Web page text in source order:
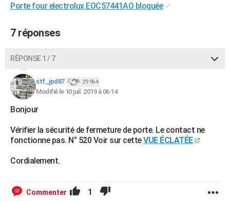
COPAINS D'AVANT
Porte four electrolux EOC57441AO bloquée ✓
7 réponses
RÉPONSE 1 / 7
stf_jpd87 29 964
Modifié le 10 juil. 2019 à 06:14
Bonjour
Vérifier la sécurité de fermeture de porte. Le contact ne
fonctionne pas. N° 520 Voir sur cetteVUE ÉCLATÉE
Cordialement.
Commenter 1